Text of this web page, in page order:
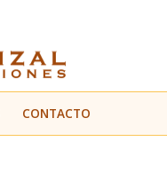
CONTACTO